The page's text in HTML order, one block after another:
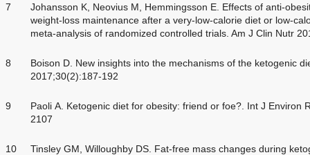
7
Johansson K, Neovius M, Hemmingsson E. Effects of anti-
weight-loss maintenance after a very-low-calorie diet or low-
meta-analysis of randomized controlled trials. Am J Clin Nutr
8
Boison D. New insights into the mechanisms of the ketogenic
2017;30(2):187-192
9
Paoli A. Ketogenic diet for obesity: friend or foe?. Int J Environ
2107
10
Tinsley GM, Willoughby DS. Fat-free mass changes during